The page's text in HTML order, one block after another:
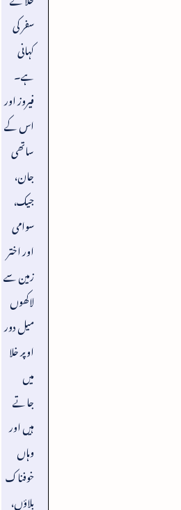
سفر کی
کہانی
ہے۔
فیروز اور
اس کے
ساتھی
جان،
جیک،
سوامی
اور اختر
زمین سے
لاکھوں
میل دور
اوپر خلا
میں
جاتے
ہیں اور
وہاں
خوفناک
بلاؤں،